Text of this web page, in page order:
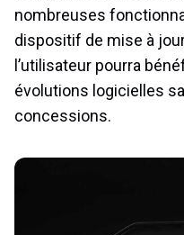
nombreuses
dispositif de mise à
l’utilisateur pourra
évolutions logicielles
concessions.